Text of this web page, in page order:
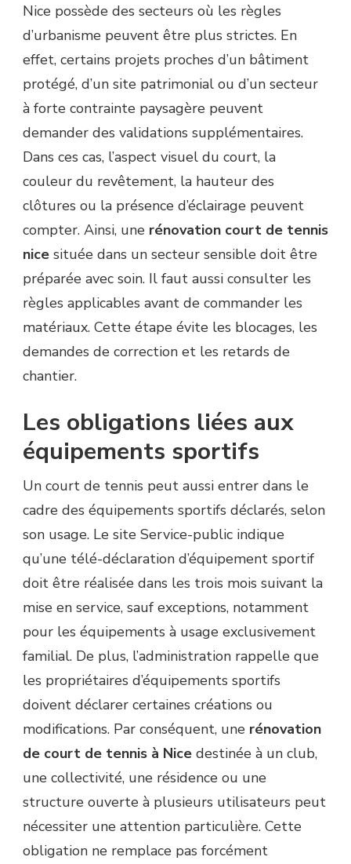
Nice possède des secteurs où les règles
d’urbanisme peuvent être plus strictes. En
effet, certains projets proches d’un bâtiment
protégé, d’un site patrimonial ou d’un secteur
à forte contrainte paysagère peuvent
demander des validations supplémentaires.
Dans ces cas, l’aspect visuel du court, la
couleur du revêtement, la hauteur des
clôtures ou la présence d’éclairage peuvent
compter. Ainsi, une rénovation court de tennis
nice située dans un secteur sensible doit être
préparée avec soin. Il faut aussi consulter les
règles applicables avant de commander les
matériaux. Cette étape évite les blocages, les
demandes de correction et les retards de
chantier.
Les obligations liées aux
équipements sportifs
Un court de tennis peut aussi entrer dans le
cadre des équipements sportifs déclarés, selon
son usage. Le site Service-public indique
qu’une télé-déclaration d’équipement sportif
doit être réalisée dans les trois mois suivant la
mise en service, sauf exceptions, notamment
pour les équipements à usage exclusivement
familial. De plus, l’administration rappelle que
les propriétaires d’équipements sportifs
doivent déclarer certaines créations ou
modifications. Par conséquent, une rénovation
de court de tennis à Nice destinée à un club,
une collectivité, une résidence ou une
structure ouverte à plusieurs utilisateurs peut
nécessiter une attention particulière. Cette
obligation ne remplace pas forcément